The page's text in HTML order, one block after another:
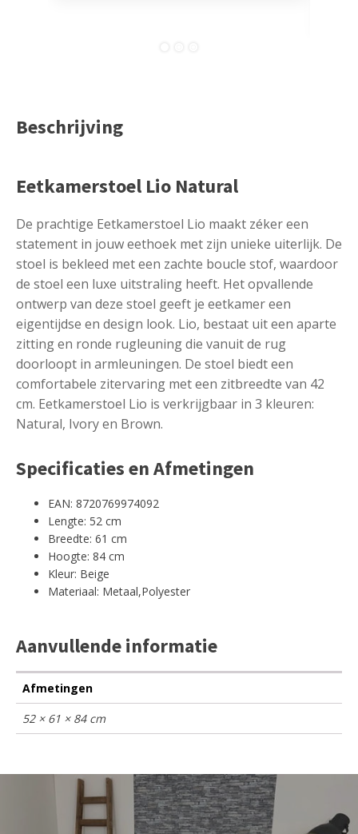
Beschrijving
Eetkamerstoel Lio Natural
De prachtige Eetkamerstoel Lio maakt zéker een
statement in jouw eethoek met zijn unieke uiterlijk. De
stoel is bekleed met een zachte boucle stof, waardoor
de stoel een luxe uitstraling heeft. Het opvallende
ontwerp van deze stoel geeft je eetkamer een
eigentijdse en design look. Lio, bestaat uit een aparte
zitting en ronde rugleuning die vanuit de rug
doorloopt in armleuningen. De stoel biedt een
comfortabele zitervaring met een zitbreedte van 42
cm. Eetkamerstoel Lio is verkrijgbaar in 3 kleuren:
Natural, Ivory en Brown.
Specificaties en Afmetingen
EAN: 8720769974092
Lengte: 52 cm
Breedte: 61 cm
Hoogte: 84 cm
Kleur: Beige
Materiaal: Metaal,Polyester
Aanvullende informatie
Afmetingen
52 × 61 × 84 cm